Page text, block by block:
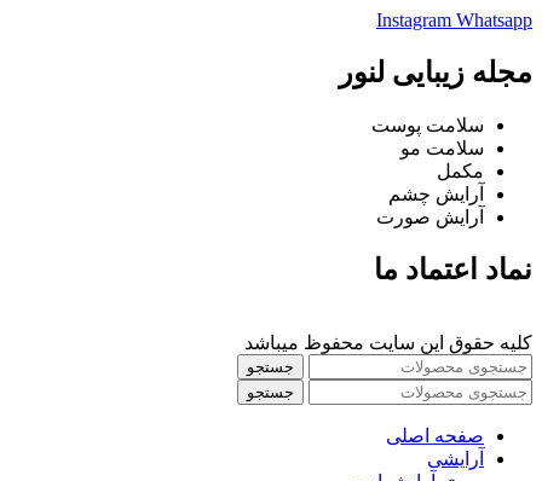
Instagram Whatsapp
مجله زیبایی لنور
سلامت پوست
سلامت مو
مکمل
آرایش چشم
آرایش صورت
نماد اعتماد ما
کلیه حقوق این سایت محفوظ میباشد
جستجو
جستجو
صفحه اصلی
آرایشی